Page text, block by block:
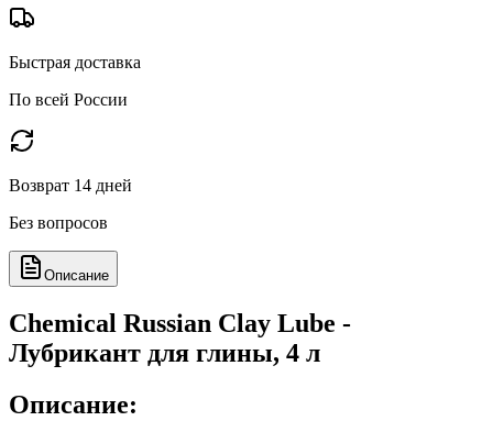
Быстрая доставка
По всей России
Возврат 14 дней
Без вопросов
Описание
Chemical Russian Clay Lube -
Лубрикант для глины, 4 л
Описание: